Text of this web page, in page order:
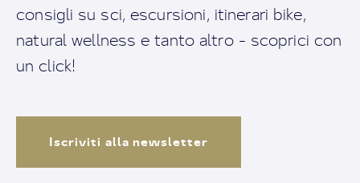
consigli su sci, escursioni, itinerari bike,
natural wellness e tanto altro - scoprici con
un click!
Iscriviti alla newsletter